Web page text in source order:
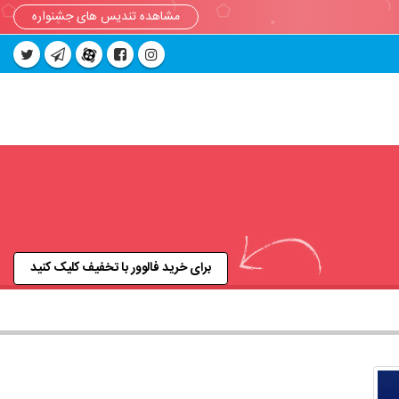
مشاهده تندیس های جشنواره
برای خرید فالوور با تخفیف کلیک کنید